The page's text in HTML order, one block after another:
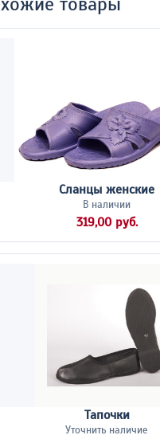
Сланцы женские
В наличии
319,00 руб.
Тапочки
Уточнить наличие